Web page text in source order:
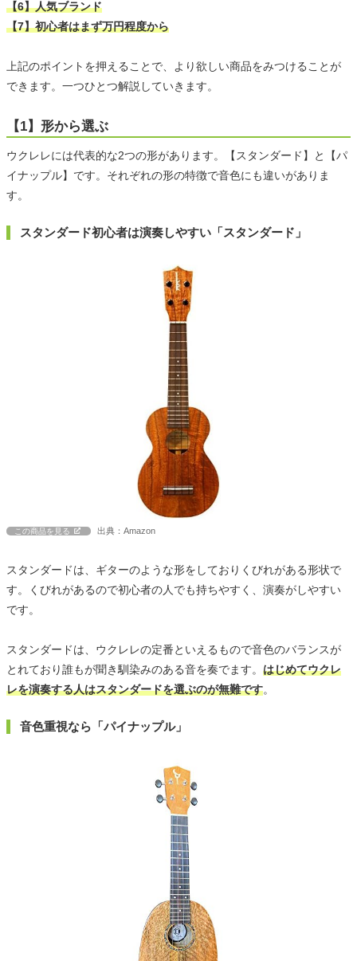
【6】人気ブランド
【7】初心者はまず万円程度から
上記のポイントを押えることで、より欲しい商品をみつけることが
できます。一つひとつ解説していきます。
【1】形から選ぶ
ウクレレには代表的な2つの形があります。【スタンダード】と【パ
イナップル】です。それぞれの形の特徴で音色にも違いがありま
す。
スタンダード初心者は演奏しやすい「スタンダード」
この商品を見る 出典：Amazon
スタンダードは、ギターのような形をしておりくびれがある形状で
す。くびれがあるので初心者の人でも持ちやすく、演奏がしやすい
です。
スタンダードは、ウクレレの定番といえるもので音色のバランスが
とれており誰もが聞き馴染みのある音を奏でます。 はじめてウクレ
レを演奏する人はスタンダードを選ぶのが無難です。
音色重視なら「パイナップル」